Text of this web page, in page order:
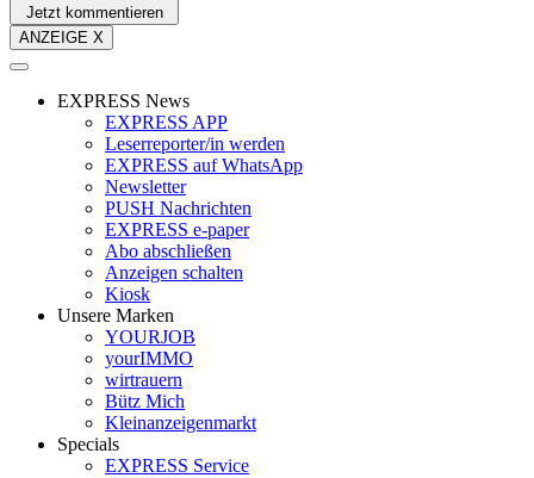
Jetzt kommentieren
ANZEIGE X
EXPRESS News
EXPRESS APP
Leserreporter/in werden
EXPRESS auf WhatsApp
Newsletter
PUSH Nachrichten
EXPRESS e-paper
Abo abschließen
Anzeigen schalten
Kiosk
Unsere Marken
YOURJOB
yourIMMO
wirtrauern
Bütz Mich
Kleinanzeigenmarkt
Specials
EXPRESS Service